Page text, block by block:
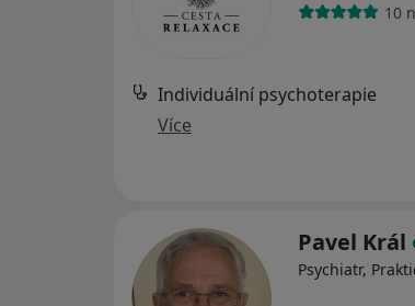
10
Individuální psychoterapie
Více
Pavel Král
Psychiatr,